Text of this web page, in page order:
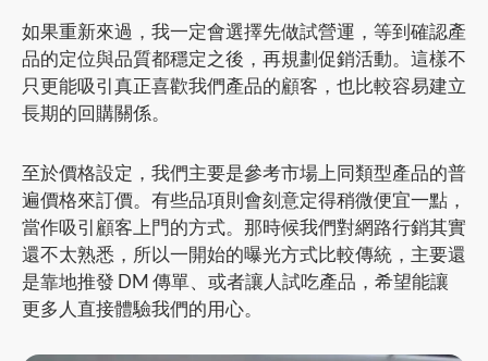
如果重新來過，我一定會選擇先做試營運，等到確認產
品的定位與品質都穩定之後，再規劃促銷活動。這樣不
只更能吸引真正喜歡我們產品的顧客，也比較容易建立
長期的回購關係。
至於價格設定，我們主要是參考市場上同類型產品的普
遍價格來訂價。有些品項則會刻意定得稍微便宜一點，
當作吸引顧客上門的方式。那時候我們對網路行銷其實
還不太熟悉，所以一開始的曝光方式比較傳統，主要還
是靠地推發 DM 傳單、或者讓人試吃產品，希望能讓
更多人直接體驗我們的用心。